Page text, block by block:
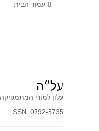
עמוד הבית
על״ה
עלון למורי המתמטיקה
ISSN: 0792-5735